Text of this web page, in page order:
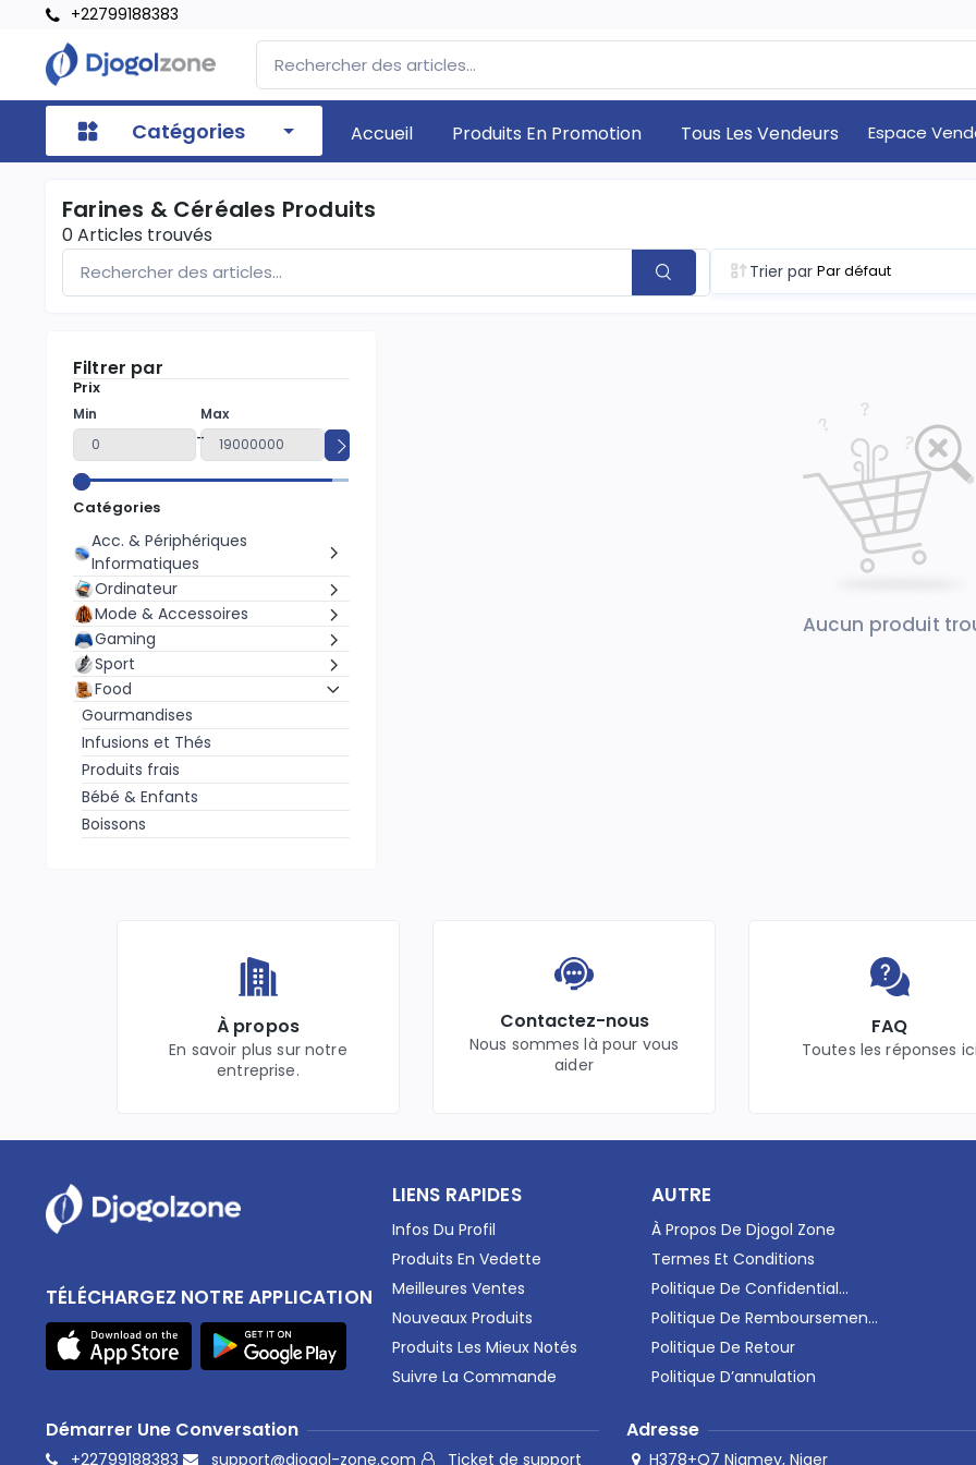
+22799188383
Catégories Accueil Produits En Promotion Tous Les Vendeurs Espace
Farines & Céréales Produits
0Articles trouvés
Trier par
Filtrer par
Prix
Min
-
Max
Catégories
Acc. & Périphériques
Informatiques
Ordinateur
Mode & Accessoires
Gaming
Sport
Food
Gourmandises
Infusions et Thés
Produits frais
Bébé & Enfants
Boissons
Pièces détachées
Bébé &. Mamans
Accessoires
Santé
Téléphones & Smartphones
Cadeaux
Musculation
Voitures
Aucun produit
À propos
En savoir plus sur notre
entreprise.
Contactez-nous
Nous sommes là pour vous
aider
FAQ
Toutes les réponses
TÉLÉCHARGEZ NOTRE APPLICATION
LIENS RAPIDES
Infos Du Profil
Produits En Vedette
Meilleures Ventes
Nouveaux Produits
Produits Les Mieux Notés
Suivre La Commande
AUTRE
À Propos De Djogol Zone
Termes Et Conditions
Politique De Confidential...
Politique De Remboursemen...
Politique De Retour
Politique D’annulation
Démarrer Une Conversation
+22799188383 support@djogol-zone.com Ticket de support
Adresse
H378+Q7 Niamey, Niger